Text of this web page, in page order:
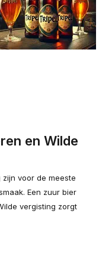
en Wilde
voor de meeste
Een zuur bier
vergisting zorgt